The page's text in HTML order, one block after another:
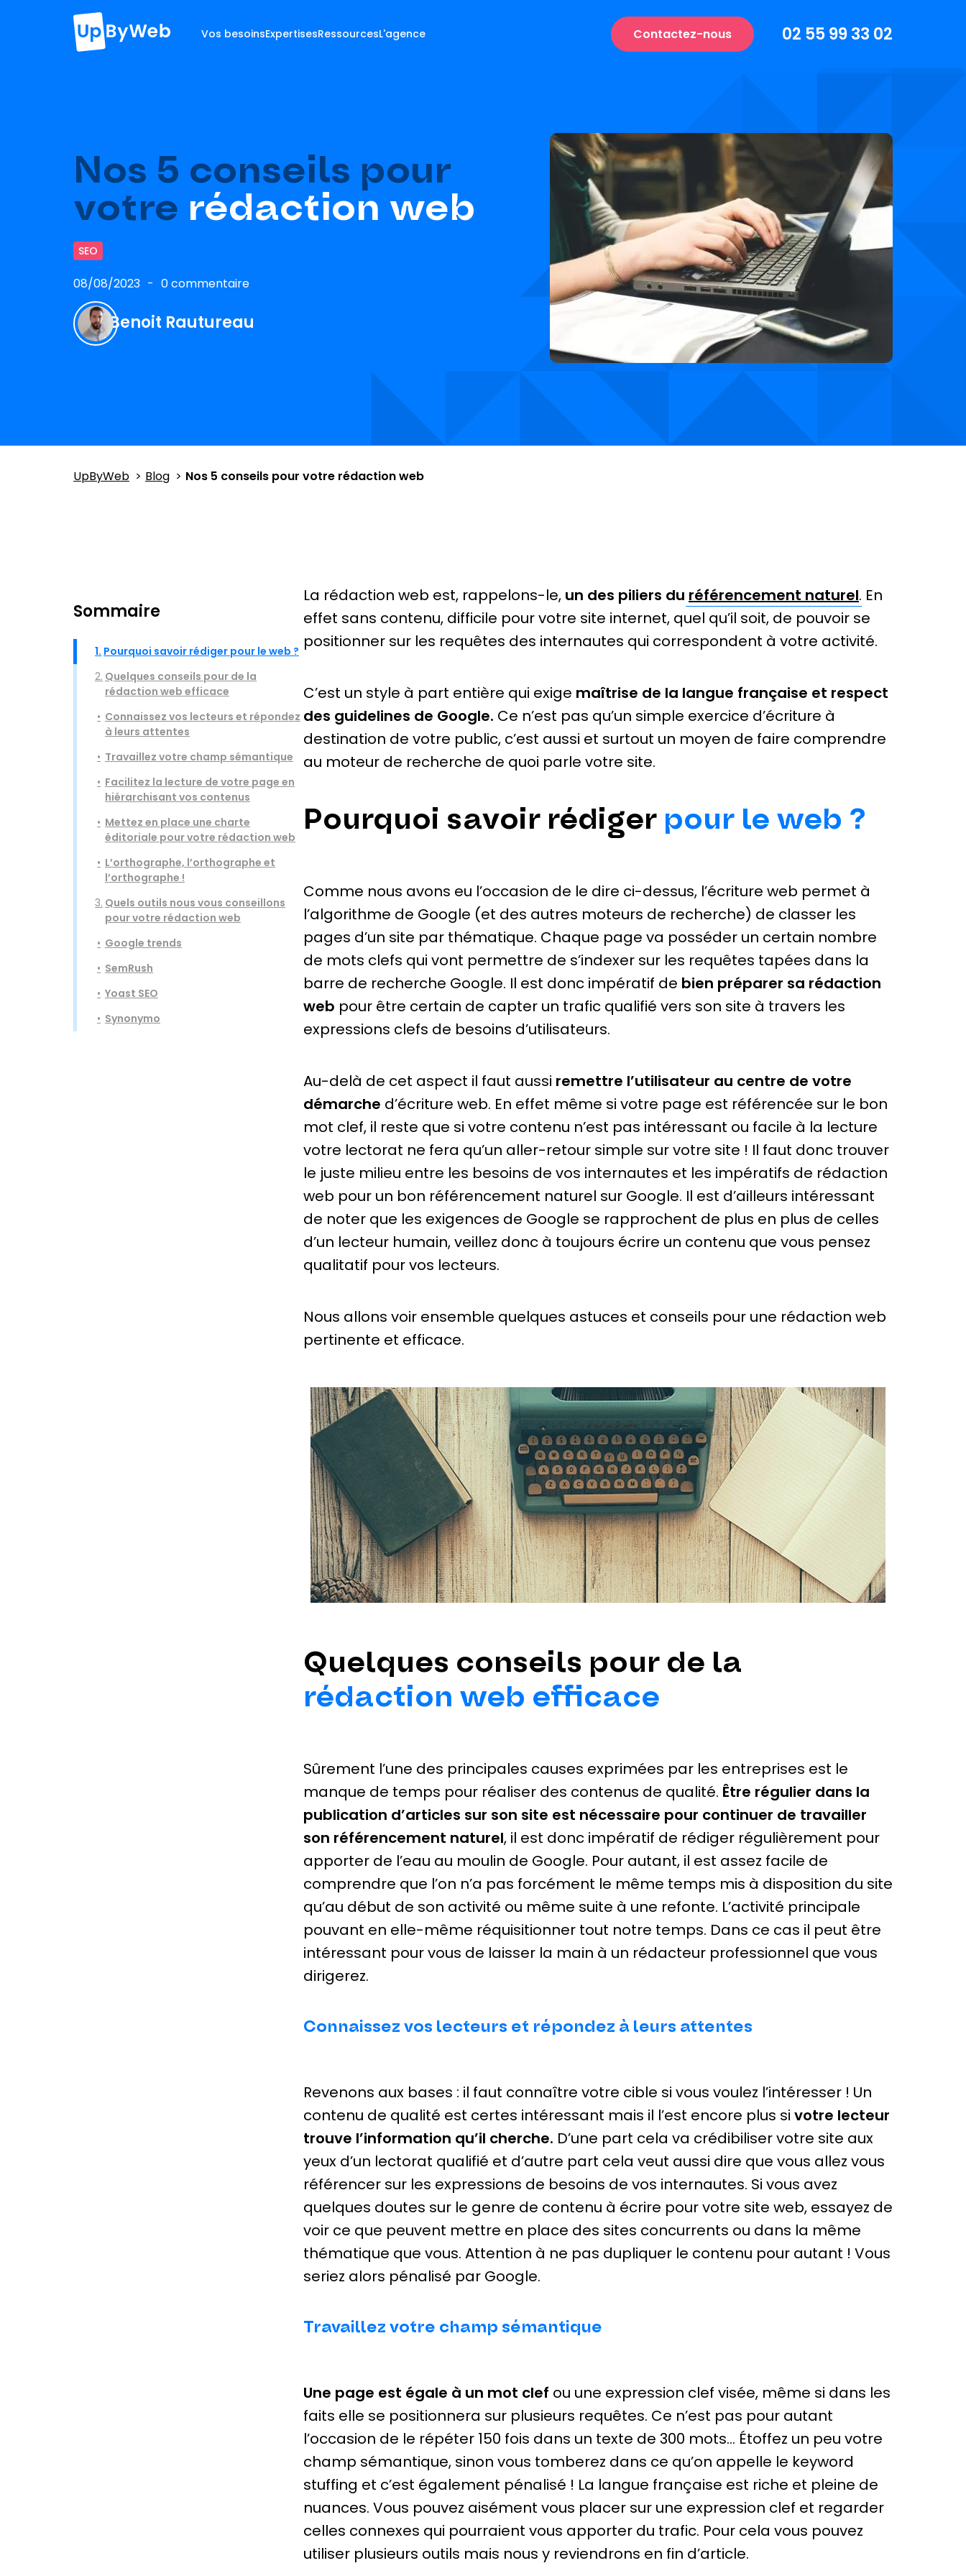
Vos besoinsExpertisesRessourcesL'agence Contactez-nous 02 55 99 33 02
Nos 5 conseils pour
votre rédaction web
SEO
08/08/2023 0 commentaire
Benoit Rautureau
UpByWeb Blog Nos 5 conseils pour votre rédaction web
Sommaire
1. Pourquoi savoir rédiger pour le web ?
2. Quelques conseils pour de la
rédaction web efficace
Connaissez vos lecteurs et répondez
à leurs attentes
Travaillez votre champ sémantique
Facilitez la lecture de votre page en
hiérarchisant vos contenus
Mettez en place une charte
éditoriale pour votre rédaction web
L’orthographe, l’orthographe et
l’orthographe !
3. Quels outils nous vous conseillons
pour votre rédaction web
Google trends
SemRush
Yoast SEO
Synonymo
La rédaction web est, rappelons-le, un des piliers du référencement naturel. En
effet sans contenu, difficile pour votre site internet, quel qu’il soit, de pouvoir se
positionner sur les requêtes des internautes qui correspondent à votre activité.
C’est un style à part entière qui exige maîtrise de la langue française et respect
des guidelines de Google. Ce n’est pas qu’un simple exercice d’écriture à
destination de votre public, c’est aussi et surtout un moyen de faire comprendre
au moteur de recherche de quoi parle votre site.
Pourquoi savoir rédiger pour le web ?
Comme nous avons eu l’occasion de le dire ci-dessus, l’écriture web permet à
l’algorithme de Google (et des autres moteurs de recherche) de classer les
pages d’un site par thématique. Chaque page va posséder un certain nombre
de mots clefs qui vont permettre de s’indexer sur les requêtes tapées dans la
barre de recherche Google. Il est donc impératif de bien préparer sa rédaction
web pour être certain de capter un trafic qualifié vers son site à travers les
expressions clefs de besoins d’utilisateurs.
Au-delà de cet aspect il faut aussi remettre l’utilisateur au centre de votre
démarche d’écriture web. En effet même si votre page est référencée sur le bon
mot clef, il reste que si votre contenu n’est pas intéressant ou facile à la lecture
votre lectorat ne fera qu’un aller-retour simple sur votre site ! Il faut donc trouver
le juste milieu entre les besoins de vos internautes et les impératifs de rédaction
web pour un bon référencement naturel sur Google. Il est d’ailleurs intéressant
de noter que les exigences de Google se rapprochent de plus en plus de celles
d’un lecteur humain, veillez donc à toujours écrire un contenu que vous pensez
qualitatif pour vos lecteurs.
Nous allons voir ensemble quelques astuces et conseils pour une rédaction web
pertinente et efficace.
Quelques conseils pour de la
rédaction web efficace
Sûrement l’une des principales causes exprimées par les entreprises est le
manque de temps pour réaliser des contenus de qualité. Être régulier dans la
publication d’articles sur son site est nécessaire pour continuer de travailler
son référencement naturel, il est donc impératif de rédiger régulièrement pour
apporter de l’eau au moulin de Google. Pour autant, il est assez facile de
comprendre que l’on n’a pas forcément le même temps mis à disposition du site
qu’au début de son activité ou même suite à une refonte. L’activité principale
pouvant en elle-même réquisitionner tout notre temps. Dans ce cas il peut être
intéressant pour vous de laisser la main à un rédacteur professionnel que vous
dirigerez.
Connaissez vos lecteurs et répondez à leurs attentes
Revenons aux bases : il faut connaître votre cible si vous voulez l’intéresser ! Un
contenu de qualité est certes intéressant mais il l’est encore plus si votre lecteur
trouve l’information qu’il cherche. D’une part cela va crédibiliser votre site aux
yeux d’un lectorat qualifié et d’autre part cela veut aussi dire que vous allez vous
référencer sur les expressions de besoins de vos internautes. Si vous avez
quelques doutes sur le genre de contenu à écrire pour votre site web, essayez de
voir ce que peuvent mettre en place des sites concurrents ou dans la même
thématique que vous. Attention à ne pas dupliquer le contenu pour autant ! Vous
seriez alors pénalisé par Google.
Travaillez votre champ sémantique
Une page est égale à un mot clef ou une expression clef visée, même si dans les
faits elle se positionnera sur plusieurs requêtes. Ce n’est pas pour autant
l’occasion de le répéter 150 fois dans un texte de 300 mots… Étoffez un peu votre
champ sémantique, sinon vous tomberez dans ce qu’on appelle le keyword
stuffing et c’est également pénalisé ! La langue française est riche et pleine de
nuances. Vous pouvez aisément vous placer sur une expression clef et regarder
celles connexes qui pourraient vous apporter du trafic. Pour cela vous pouvez
utiliser plusieurs outils mais nous y reviendrons en fin d’article.